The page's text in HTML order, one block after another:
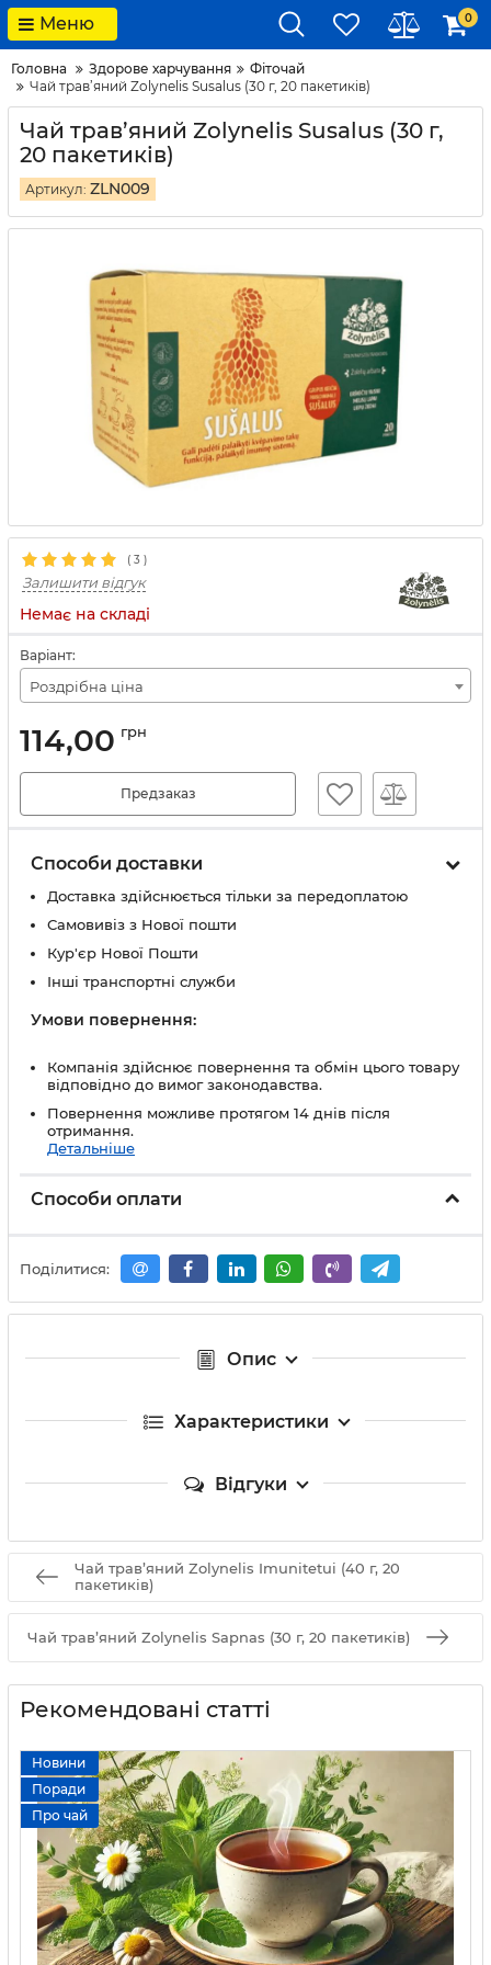
Меню 0
Головна Здорове харчування
Фіточай
Чай трав’яний Zolynelis Susalus (30 г, 20 пакетиків)
Чай трав’яний Zolynelis Susalus (30 г,
20 пакетиків)
Артикул: ZLN009
( 3 )
Залишити відгук
Немає на складі
Варіант:
Роздрібна ціна
114,00 грн
Предзаказ
Способи доставки
Доставка здійснюється тільки за передоплатою
Самовивіз з Нової пошти
Кур'єр Нової Пошти
Інші транспортні служби
Умови повернення:
Компанія здійснює повернення та обмін цього товару
відповідно до вимог законодавства.
Повернення можливе протягом 14 днів після
отримання.
Детальніше
Способи оплати
Поділитися:
Опис
Характеристики
Відгуки
Чай трав’яний Zolynelis Imunitetui (40 г, 20
пакетиків)
Чай трав’яний Zolynelis Sapnas (30 г, 20 пакетиків)
Рекомендовані статті
Новини
Поради
Про чай